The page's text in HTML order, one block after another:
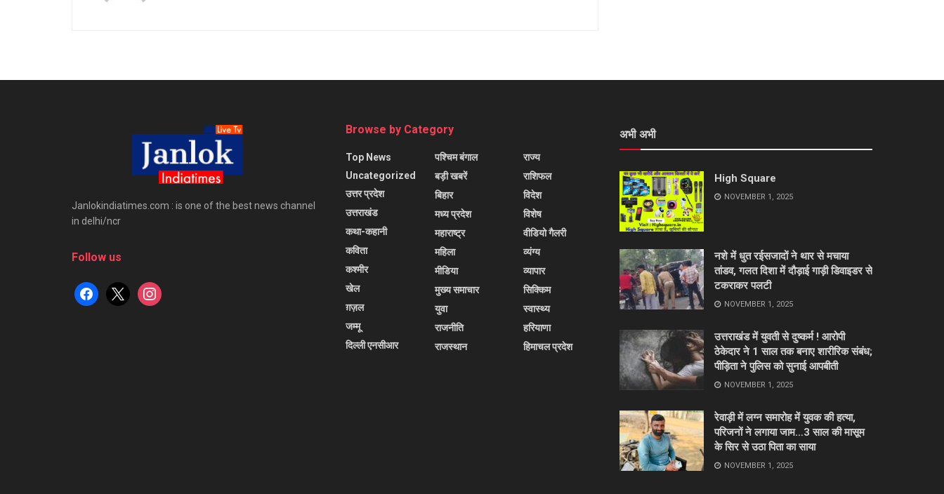
Janlokindiatimes.com : is one of the best news channel
in delhi/ncr
Follow us
facebook
x instagram
Browse by Category
Top News
Uncategorized
उत्तर प्रदेश
उत्तराखंड
कथा-कहानी
कविता
कश्मीर
खेल
ग़ज़ल
जम्मू
दिल्ली एनसीआर
पश्चिम बंगाल
बड़ी खबरें
बिहार
मध्य प्रदेश
महाराष्ट्र
महिला
मीडिया
मुख्य समाचार
युवा
राजनीति
राजस्थान
राज्य
राशिफल
विदेश
विशेष
वीडियो गैलरी
व्यंग्य
व्यापार
सिक्किम
स्वास्थ्य
हरियाणा
हिमाचल प्रदेश
अभी अभी
High Square
NOVEMBER 1, 2025
नशे में धुत रईसजादों ने थार से मचाया
तांडव, गलत दिशा में दौड़ाई गाड़ी डिवाइडर से
टकराकर पलटी
NOVEMBER 1, 2025
उत्तराखंड में युवती से दुष्कर्म ! आरोपी
ठेकेदार ने 1 साल तक बनाए शारीरिक संबंध;
पीड़िता ने पुलिस को सुनाई आपबीती
NOVEMBER 1, 2025
रेवाड़ी में लग्न समारोह में युवक की हत्या,
परिजनों ने लगाया जाम…3 साल की मासूम
के सिर से उठा पिता का साया
NOVEMBER 1, 2025